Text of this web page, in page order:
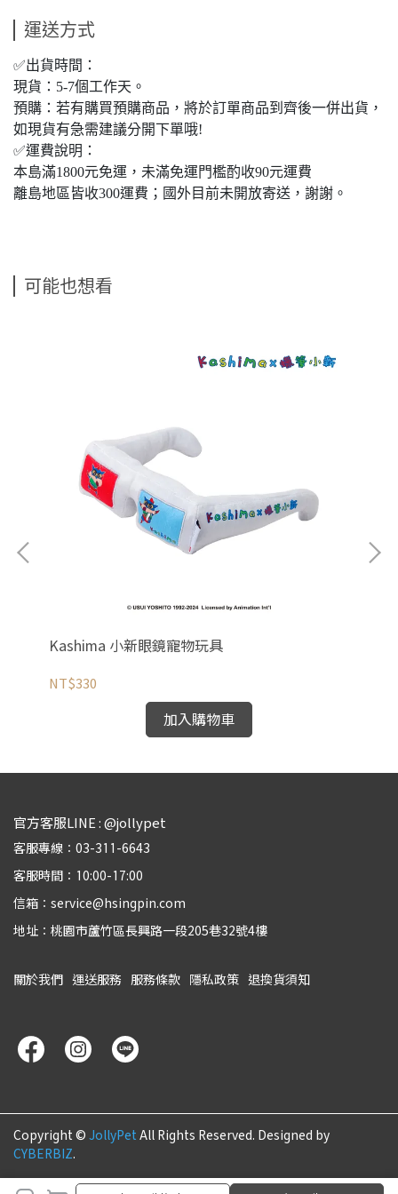
運送方式
✅出貨時間：
現貨：5-7個工作天。
預購：若有購買預購商品，將於訂單商品到齊後一併出貨，
如現貨有急需建議分開下單哦!
✅運費說明：
本島滿1800元免運，未滿免運門檻酌收90元運費
離島地區皆收300運費；國外目前未開放寄送，謝謝。
可能也想看
Kashima 小新眼鏡寵物玩具
NT$330
加入購物車
官方客服LINE : @jollypet
客服專線：03-311-6643
客服時間：10:00-17:00
信箱：service@hsingpin.com
地址：桃園市蘆竹區長興路一段205巷32號4樓
關於我們 運送服務 服務條款 隱私政策 退換貨須知
Copyright © JollyPet All Rights Reserved. Designed by
CYBERBIZ.